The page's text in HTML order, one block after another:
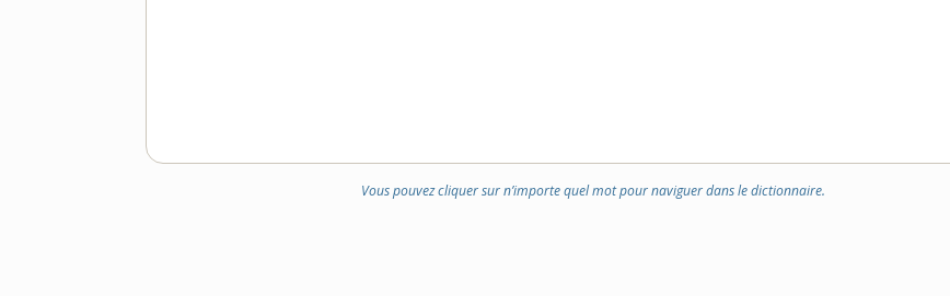
Vous pouvez cliquer sur n’importe quel mot pour naviguer dans le dictionnaire.